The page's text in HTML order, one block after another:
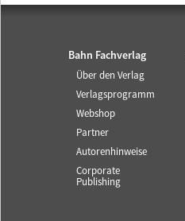
Bahn Fachverlag
Über den Verlag
Verlagsprogramm
Webshop
Partner
Autorenhinweise
Corporate
Publishing